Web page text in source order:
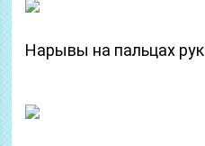
Нарывы на пальцах рук